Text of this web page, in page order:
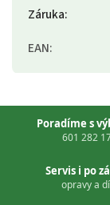
Záruka:
EAN:
Poradíme s
601 282
Servis i po
opravy a